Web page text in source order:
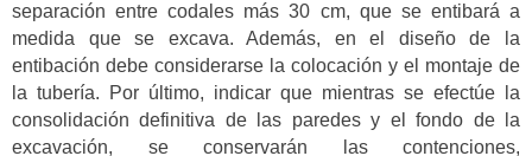
separación entre codales más 30 cm, que se entibará a
medida que se excava. Además, en el diseño de la
entibación debe considerarse la colocación y el montaje de
la tubería. Por último, indicar que mientras se efectúe la
consolidación definitiva de las paredes y el fondo de la
excavación, se conservarán las contenciones,